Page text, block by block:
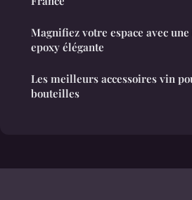
Magnifiez votre espace avec
epoxy élégante
Les meilleurs accessoires vin
bouteilles